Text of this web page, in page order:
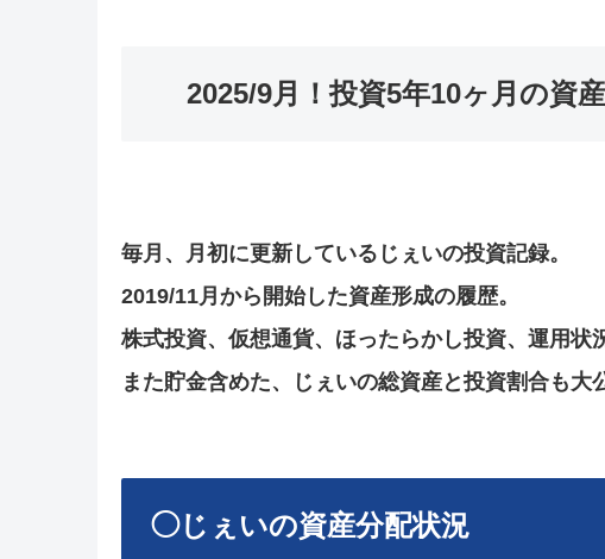
2025/9月！投資5年10ヶ月の資
毎月、月初に更新しているじぇいの投資記録。
2019/11月から開始した資産形成の履歴。
株式投資、仮想通貨、ほったらかし投資、運用状
また貯金含めた、じぇいの総資産と投資割合も大
◯じぇいの資産分配状況